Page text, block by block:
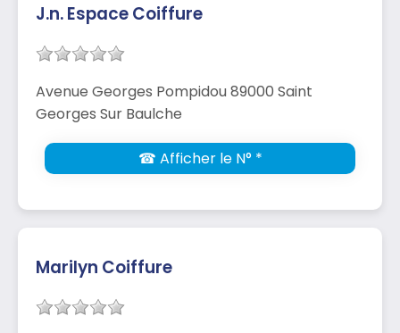
J.n. Espace Coiffure
Avenue Georges Pompidou 89000 Saint
Georges Sur Baulche
☎ Afficher le N° *
Marilyn Coiffure